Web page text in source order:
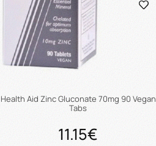
Health Aid Zinc Gluconate 70mg 90 Vegan
Tabs
11.15€